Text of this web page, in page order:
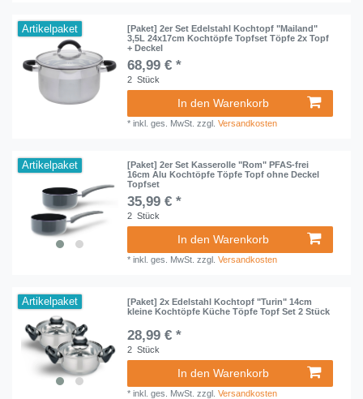
Artikelpaket
[Paket] 2er Set Edelstahl Kochtopf "Mailand"
3,5L 24x17cm Kochtöpfe Topfset Töpfe 2x Topf
+ Deckel
68,99 € *
2 Stück
In den Warenkorb
*inkl. ges. MwSt. zzgl.Versandkosten
Artikelpaket
[Paket] 2er Set Kasserolle "Rom" PFAS-frei
16cm Alu Kochtöpfe Töpfe Topf ohne Deckel
Topfset
35,99 € *
2 Stück
In den Warenkorb
*inkl. ges. MwSt. zzgl.Versandkosten
Artikelpaket
[Paket] 2x Edelstahl Kochtopf "Turin" 14cm
kleine Kochtöpfe Küche Töpfe Topf Set 2 Stück
28,99 € *
2 Stück
In den Warenkorb
*inkl. ges. MwSt. zzgl.Versandkosten